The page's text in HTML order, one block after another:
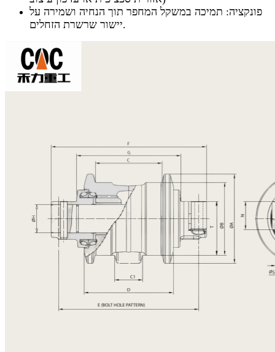
פונקציה: תמיכה במשקל המחפר תוך הנחיה ושמירה על
יישור שרשרת הזחלים.